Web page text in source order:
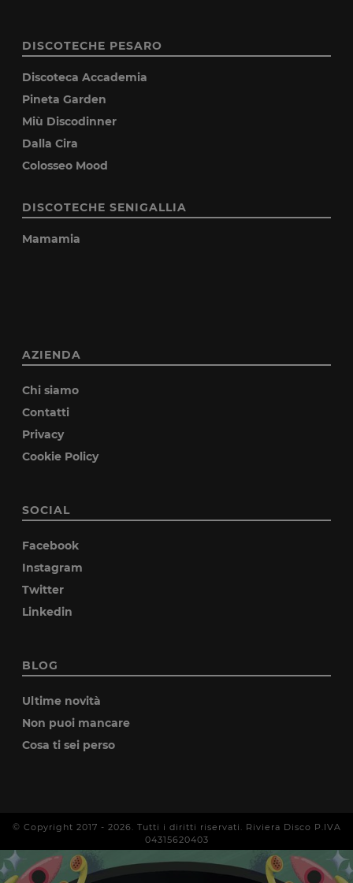
DISCOTECHE PESARO
Discoteca Accademia
Pineta Garden
Miù Discodinner
Dalla Cira
Colosseo Mood
DISCOTECHE SENIGALLIA
Mamamia
AZIENDA
Chi siamo
Contatti
Privacy
Cookie Policy
SOCIAL
Facebook
Instagram
Twitter
Linkedin
BLOG
Ultime novità
Non puoi mancare
Cosa ti sei perso
© Copyright 2017 - 2026 . Tutti i diritti riservati. Riviera Disco P.IVA
04315620403